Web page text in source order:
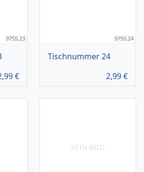
9755.23
€
9755.24
Tischnummer 24
2,99€
KEIN BILD